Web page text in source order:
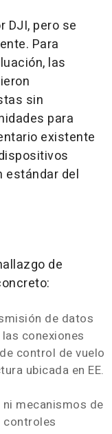
DJI, pero se
Para
las
sin
para
existente
estándar del
de
de datos
conexiones
control de vuelo
ubicada en EE.
mecanismos de